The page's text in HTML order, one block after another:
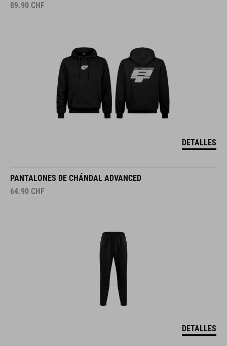
89.90 CHF
DETALLES
PANTALONES DE CHÁNDAL ADVANCED
64.90 CHF
DETALLES